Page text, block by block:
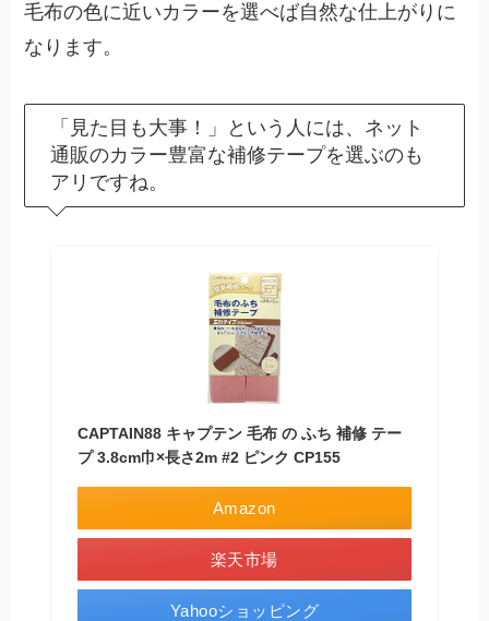
毛布の色に近いカラーを選べば自然な仕上がりに
なります。
「見た目も大事！」という人には、ネット
通販のカラー豊富な補修テープを選ぶのも
アリですね。
CAPTAIN88 キャプテン 毛布 の ふち 補修 テー
プ 3.8cm巾×長さ2m #2 ピンク CP155
Amazon
楽天市場
Yahooショッピング